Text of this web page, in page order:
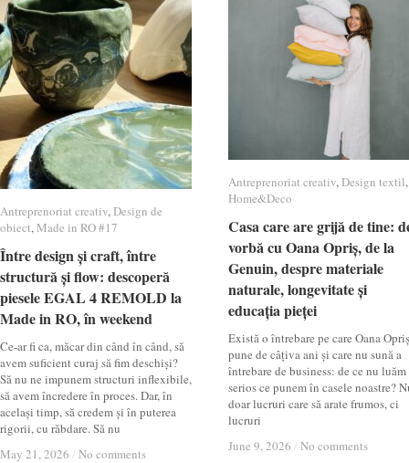
Antreprenoriat creativ,Design textil,
Home&Deco
Casa care are grijă de tine:
vorbă cu Oana Opriș, de la
Genuin, despre materiale
naturale, longevitate și
educația pieței
Există o întrebare pe care Oana
pune de câțiva ani și care nu sună a
întrebare de business: de ce nu
serios ce punem în casele noastre?
doar lucruri care să arate frumos, ci
lucruri
June 9, 2026 / No comments
Antreprenoriat creativ Design textil
Home&Deco
Casa care are grijă de tine:
vorbă cu Oana Opriș, de la
Genuin, despre materiale
naturale, longevitate și
educația pieței
June 9, 2026 / No comments
Antreprenoriat creativ,Design de
obiect,Made in RO #17
Între design și craft, între
structură și flow: descoperă
piesele EGAL 4 REMOLD la
Made in RO, în weekend
Ce-ar fi ca, măcar din când în când, să
avem suficient curaj să fim deschiși?
Să nu ne impunem structuri inflexibile,
să avem încredere în proces. Dar, în
același timp, să credem și în puterea
rigorii, cu răbdare. Să nu
May 21, 2026 / No comments
Antreprenoriat creativ Design de
obiect Made in RO #17
Între design și craft, între
structură și flow: descoperă
piesele EGAL 4 REMOLD la
Made in RO, în weekend
May 21, 2026 / No comments